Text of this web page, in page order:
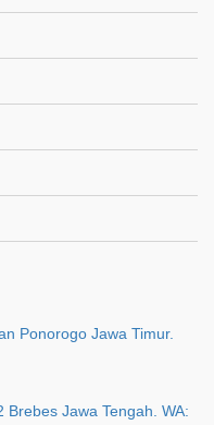
Ponorogo Jawa Timur.
Jawa Tengah. WA: